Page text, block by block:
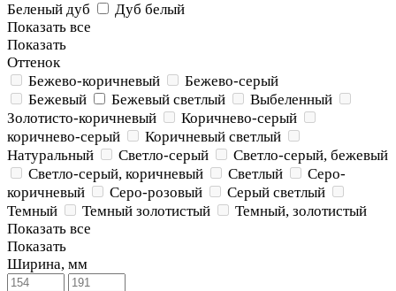
Беленый дуб
Дуб белый
Показать все
Показать
Оттенок
Бежево-коричневый
Бежево-серый
Бежевый
Бежевый светлый
Выбеленный
Золотисто-коричневый
Коричнево-серый
коричнево-серый
Коричневый светлый
Натуральный
Светло-серый
Светло-серый, бежевый
Светло-серый, коричневый
Светлый
Серо-
коричневый
Серо-розовый
Серый светлый
Темный
Темный золотистый
Темный, золотистый
Показать все
Показать
Ширина, мм